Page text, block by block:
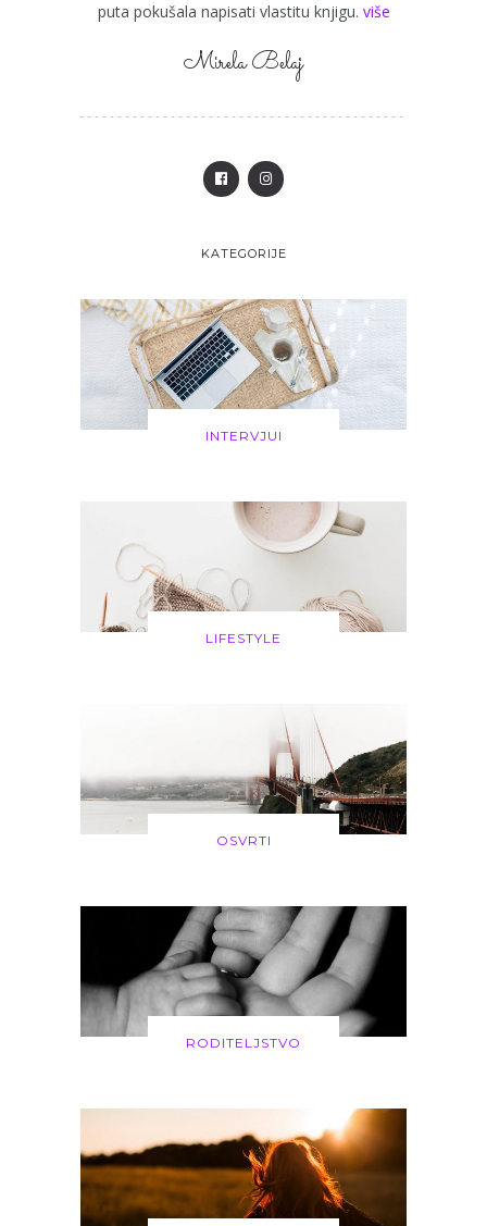
puta pokušala napisati vlastitu knjigu. više
Mirela Belaj
KATEGORIJE
INTERVJUI
LIFESTYLE
OSVRTI
RODITELJSTVO